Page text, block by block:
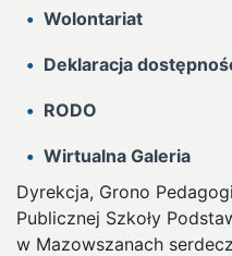
Wolontariat
Deklaracja
RODO
Wirtualna Galeria
Dyrekcja, Grono
Publicznej Szkoły
w Mazowszanach